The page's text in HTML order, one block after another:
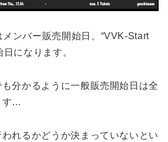
メンバー販売開始日、“VVK-Start
になります。
分かるように一般販売開始日は全
す…
れるかどうか決まっていないとい